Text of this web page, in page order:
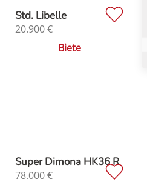
Std. Libelle
20.900€
Biete
Super Dimona HK36 R
78.000€